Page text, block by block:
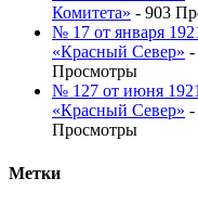
Комитета» - 903
№ 17 от января
«Красный Север» -
Просмотры
№ 127 от июня
«Красный Север» -
Просмотры
Метки